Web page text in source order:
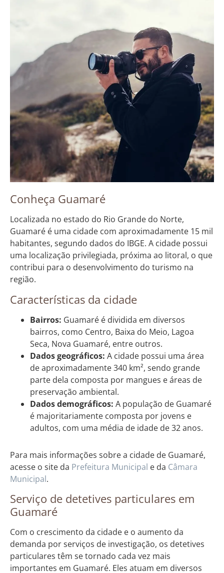
Conheça Guamaré
Localizada no estado do Rio Grande do Norte,
Guamaré é uma cidade com aproximadamente 15 mil
habitantes, segundo dados do IBGE. A cidade possui
uma localização privilegiada, próxima ao litoral, o que
contribui para o desenvolvimento do turismo na
região.
Características da cidade
Bairros: Guamaré é dividida em diversos
bairros, como Centro, Baixa do Meio, Lagoa
Seca, Nova Guamaré, entre outros.
Dados geográficos: A cidade possui uma área
de aproximadamente 340 km², sendo grande
parte dela composta por mangues e áreas de
preservação ambiental.
Dados demográficos: A população de Guamaré
é majoritariamente composta por jovens e
adultos, com uma média de idade de 32 anos.
Para mais informações sobre a cidade de Guamaré,
acesse o site da Prefeitura Municipal e da Câmara
Municipal.
Serviço de detetives particulares em
Guamaré
Com o crescimento da cidade e o aumento da
demanda por serviços de investigação, os detetives
particulares têm se tornado cada vez mais
importantes em Guamaré. Eles atuam em diversos